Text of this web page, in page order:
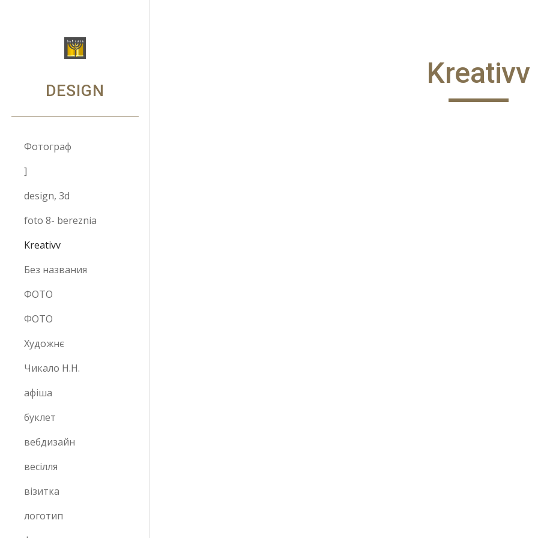
DESIGN
Фотограф
]
design, 3d
foto 8- bereznia
Kreativv
Без названия
ФОТО
ФОТО
Художнє
Чикало Н.Н.
афіша
буклет
вебдизайн
весілля
візитка
логотип
Kreativv